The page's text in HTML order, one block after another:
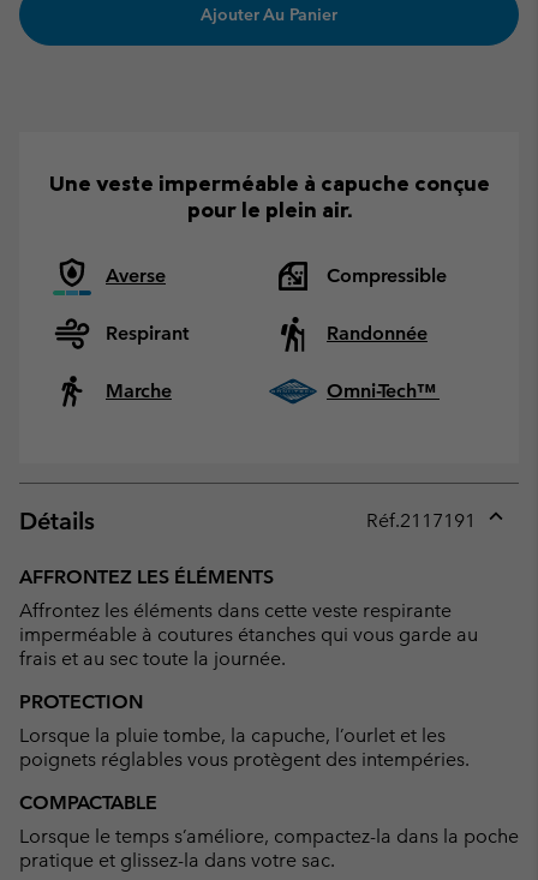
Ajouter Au Panier
Une veste imperméable à capuche conçue
pour le plein air.
Averse Compressible
Respirant Randonnée
Marche Omni-Tech™
Détails Réf.2117191
AFFRONTEZ LES ÉLÉMENTS
Affrontez les éléments dans cette veste respirante
imperméable à coutures étanches qui vous garde au
frais et au sec toute la journée.
PROTECTION
Lorsque la pluie tombe, la capuche, l’ourlet et les
poignets réglables vous protègent des intempéries.
COMPACTABLE
Lorsque le temps s’améliore, compactez-la dans la poche
pratique et glissez-la dans votre sac.